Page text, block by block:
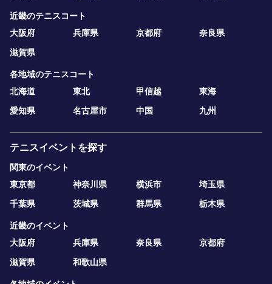
近畿のテニスコート
大阪府
兵庫県 京都府
奈良県
滋賀県
各地域のテニスコート
北海道
東北 甲信越
東海
愛知県
名古屋市 中国 九州
テニスイベントを探す
関東のイベント
東京都
神奈川県 横浜市
埼玉県
千葉県
茨城県 群馬県 栃木県
近畿のイベント
大阪府
兵庫県 奈良県
京都府
滋賀県
和歌山県